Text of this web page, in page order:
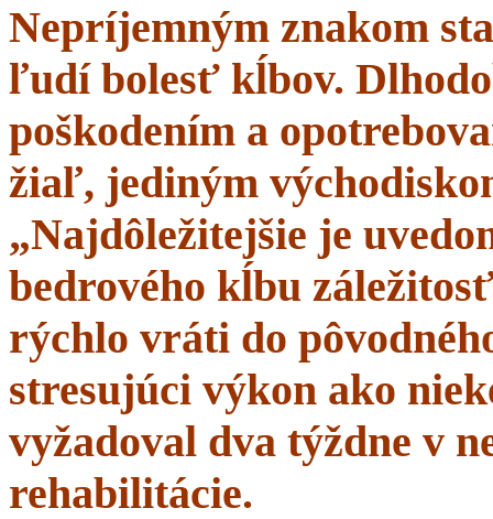
Nepríjemným znakom
ľudí bolesť kĺbov.
poškodením a
žiaľ, jediným
„Najdôležitejšie je
bedrového kĺbu
rýchlo vráti do
stresujúci výkon ako
vyžadoval dva týždne v
rehabilitácie.